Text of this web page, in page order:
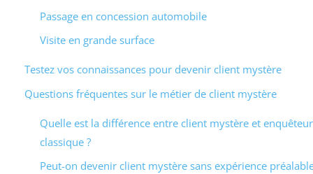
Passage en concession automobile
Visite en grande surface
Testez vos connaissances pour devenir client mystère
Questions fréquentes sur le métier de client mystère
Quelle est la différence entre client mystère et enquêteur
classique ?
Peut-on devenir client mystère sans expérience